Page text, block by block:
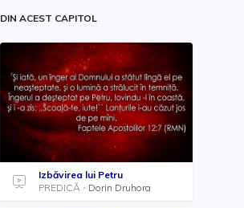
DIN ACEST CAPITOL
Izbăvirea lui Petru
PREDICĂ
Dorin Druhora